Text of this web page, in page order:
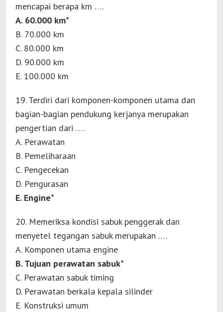
mencapai berapa km ….
A. 60.000 km*
B. 70.000 km
C. 80.000 km
D. 90.000 km
E. 100.000 km
19. Terdiri dari komponen-komponen utama dan
bagian-bagian pendukung kerjanya merupakan
pengertian dari ….
A. Perawatan
B. Pemeliharaan
C. Pengecekan
D. Pengurasan
E. Engine*
20. Memeriksa kondisi sabuk penggerak dan
menyetel tegangan sabuk merupakan ….
A. Komponen utama engine
B. Tujuan perawatan sabuk*
C. Perawatan sabuk timing
D. Perawatan berkala kepala silinder
E. Konstruksi umum